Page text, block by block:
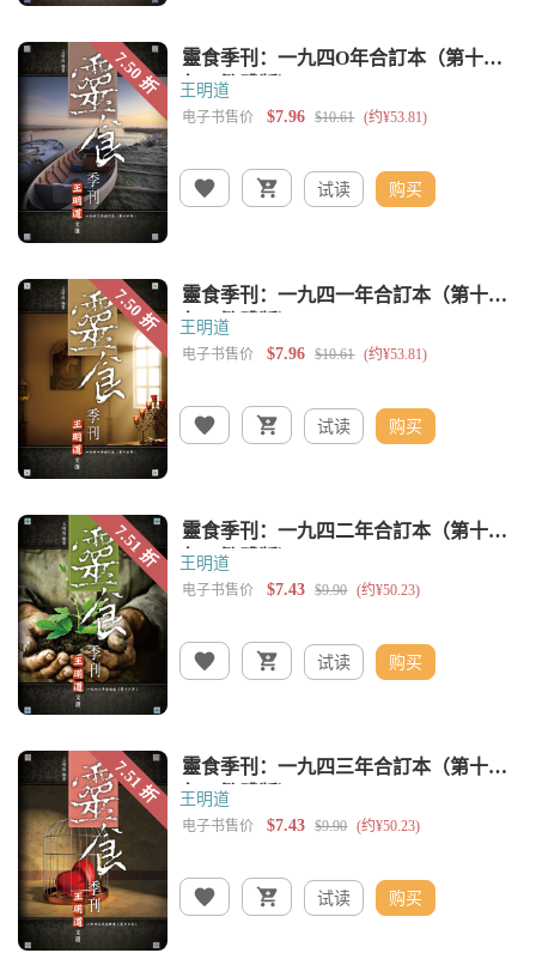
王明道
试读 购买
王明道
试读 购买
王明道
试读 购买
王明道
试读 购买